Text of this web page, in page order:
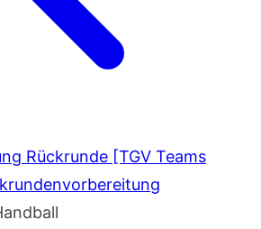
Rückrunde [TGV Teams